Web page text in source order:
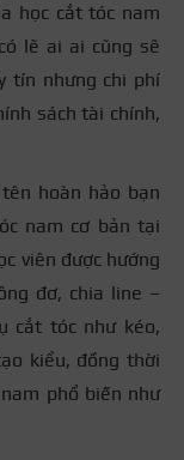
học cắt tóc nam
lẽ ai ai cũng sẽ
tín nhưng chi phí
sách tài chính,
hoàn hảo bạn
nam cơ bản tại
viên được hướng
đơ, chia line –
cắt tóc như kéo,
kiểu, đồng thời
phổ biến như